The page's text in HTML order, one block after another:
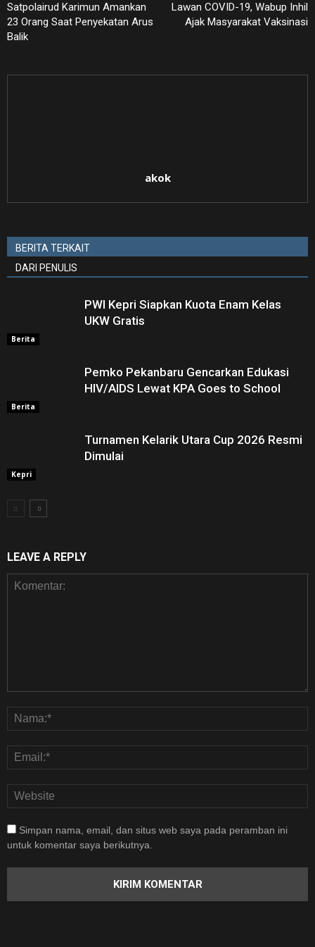
Satpolairud Karimun Amankan
23 Orang Saat Penyekatan Arus
Balik
Lawan COVID-19, Wabup Inhil
Ajak Masyarakat Vaksinasi
akok
BERITA TERKAIT
DARI PENULIS
Berita
PWI Kepri Siapkan Kuota Enam Kelas
UKW Gratis
Berita
Pemko Pekanbaru Gencarkan Edukasi
HIV/AIDS Lewat KPA Goes to School
Kepri
Turnamen Kelarik Utara Cup 2026 Resmi
Dimulai
LEAVE A REPLY
Simpan nama, email, dan situs web saya pada peramban ini
untuk komentar saya berikutnya.